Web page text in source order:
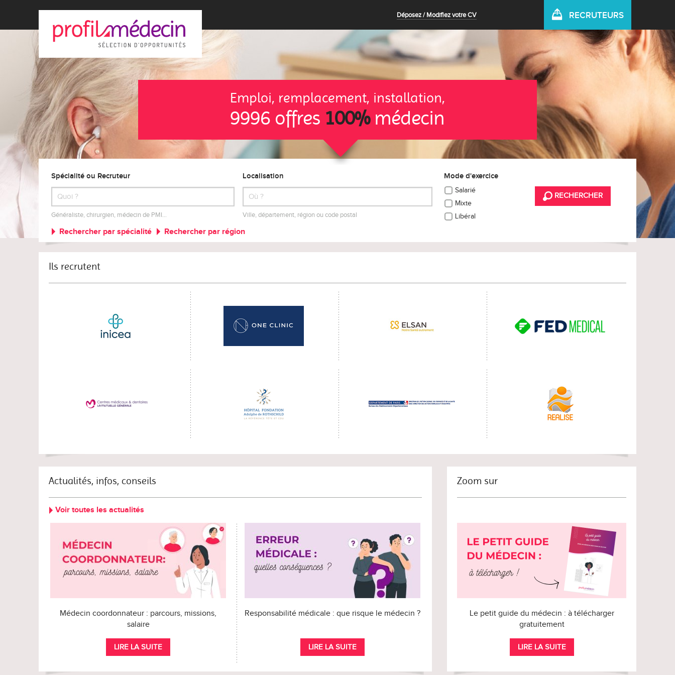
Déposez / Modifiez votre CV RECRUTEURS
Emploi, remplacement, installation,
9996 offres 100%médecin
Spécialité ou Recruteur
Généraliste, chirurgien, médecin de PMI…
Localisation
Ville, département, région ou code postal
Mode d'exercice
Salarié
Mixte
Libéral
RECHERCHER
Rechercher par spécialité Rechercher par région
Ils recrutent
Actualités, infos, conseils
Voir toutes les actualités
Médecin coordonnateur : parcours, missions,
salaire
LIRE LA SUITE
Responsabilité médicale : que risque le médecin ?
LIRE LA SUITE
Zoom sur
Le petit guide du médecin : à télécharger
gratuitement
LIRE LA SUITE